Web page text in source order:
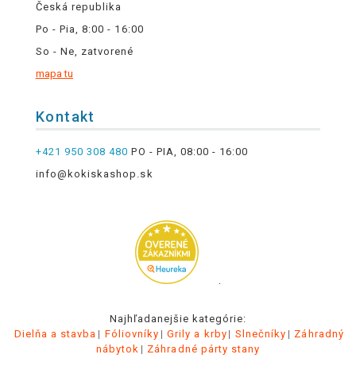
Česká republika
Po - Pia, 8:00 - 16:00
So - Ne, zatvorené
mapa tu
Kontakt
+421 950 308 480 PO - PIA, 08:00 - 16:00
info@kokiskashop.sk
.
Najhľadanejšie kategórie:
Dielňa a stavba
Fóliovníky Grily a krby Slnečníky
Záhradný
nábytok
Záhradné párty stany